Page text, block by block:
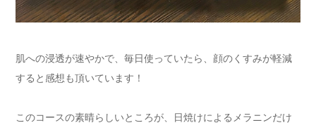
肌への浸透が速やかで、毎日使っていたら、顔のくすみが軽減
すると感想も頂いています！
このコースの素晴らしいところが、日焼けによるメラニンだけ